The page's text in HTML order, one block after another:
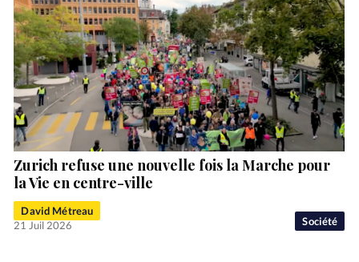
Société
Zurich refuse une nouvelle fois la Marche pour
la Vie en centre-ville
David Métreau
21 Juil 2026